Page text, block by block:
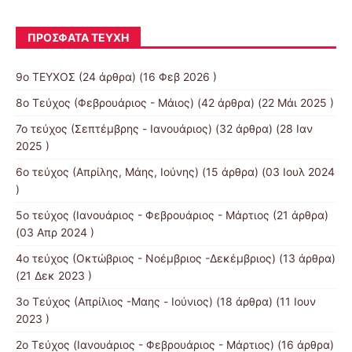
ΠΡΌΣΦΑΤΑ ΤΕΎΧΗ
9ο ΤΕΥΧΟΣ (24 άρθρα) (16 Φεβ 2026 )
8o Τεύχος (Φεβρουάριος - Μάιος) (42 άρθρα) (22 Μάι 2025 )
7o τεύχος (Σεπτέμβρης - Ιανουάριος) (32 άρθρα) (28 Ιαν
2025 )
6ο τεύχος (Απρίλης, Μάης, Ιούνης) (15 άρθρα) (03 Ιουλ 2024
)
5ο τεύχος (Ιανουάριος - Φεβρουάριος - Μάρτιος (21 άρθρα)
(03 Απρ 2024 )
4o τεύχος (Οκτώβριος - Νοέμβριος -Δεκέμβριος) (13 άρθρα)
(21 Δεκ 2023 )
3o Τεύχος (Απρίλιος -Μαης - Ιούνιος) (18 άρθρα) (11 Ιουν
2023 )
2o Τεύχος (Ιανουάριος - Φεβρουάριος - Μάρτιος) (16 άρθρα)